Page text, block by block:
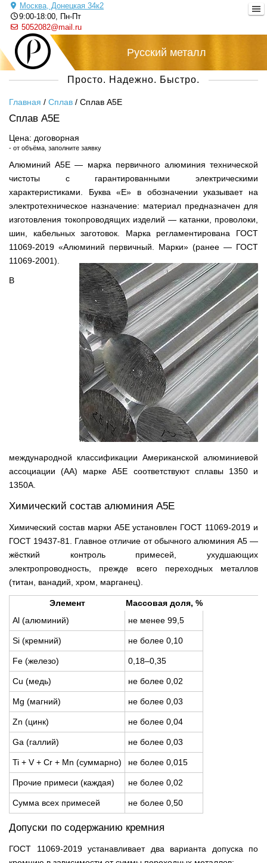
Москва, Донецкая 34к2
9:00-18:00, Пн-Пт
5052082@mail.ru
Русский металл
Просто. Надежно. Быстро.
Главная / Сплав / Сплав А5Е
Сплав А5Е
Цена: договорная
- от объёма, заполните заявку
Алюминий А5Е — марка первичного алюминия технической
чистоты с гарантированными электрическими
характеристиками. Буква «Е» в обозначении указывает на
электротехническое назначение: материал предназначен для
изготовления токопроводящих изделий — катанки, проволоки,
шин, кабельных заготовок. Марка регламентирована ГОСТ
11069-2019 «Алюминий первичный. Марки» (ранее — ГОСТ
11069-2001).
В
международной классификации Американской алюминиевой
ассоциации (AA) марке А5Е соответствуют сплавы 1350 и
1350А.
Химический состав алюминия А5Е
Химический состав марки А5Е установлен ГОСТ 11069-2019 и
ГОСТ 19437-81. Главное отличие от обычного алюминия А5 —
жёсткий контроль примесей, ухудшающих
электропроводность, прежде всего переходных металлов
(титан, ванадий, хром, марганец).
Элемент
Массовая доля, %
Al (алюминий)
не менее 99,5
Si (кремний) не более 0,10
Fe (железо) 0,18–0,35
Cu (медь) не более 0,02
Mg (магний) не более 0,03
Zn (цинк) не более 0,04
Ga (галлий) не более 0,03
Ti + V + Cr + Mn (суммарно) не более 0,015
Прочие примеси (каждая) не более 0,02
Сумма всех примесей не более 0,50
Допуски по содержанию кремния
ГОСТ 11069-2019 устанавливает два варианта допуска по